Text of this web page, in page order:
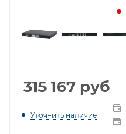
315 167 руб
Уточнить наличие